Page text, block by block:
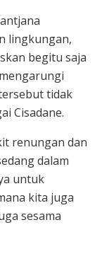
lingkungan,
begitu saja
tidak
Cisadane.
renungan dan
dalam
untuk
kita juga
sesama